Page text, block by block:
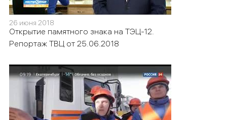
26 июня 2018
Открытие памятного знака на ТЭЦ-12.
Репортаж ТВЦ от 25.06.2018